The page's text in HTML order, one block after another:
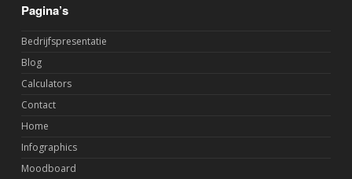
Pagina’s
Bedrijfspresentatie
Blog
Calculators
Contact
Home
Infographics
Moodboard